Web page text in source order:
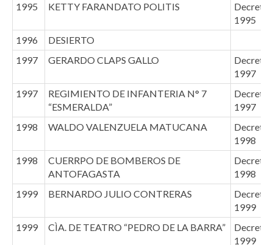
1995
KETTY FARANDATO POLITIS
Decreto
1995
1996
DESIERTO
1997
GERARDO CLAPS GALLO
Decreto
1997
1997
REGIMIENTO DE INFANTERIA N° 7
“ESMERALDA”
Decreto
1997
1998
WALDO VALENZUELA MATUCANA
Decreto
1998
1998
CUERRPO DE BOMBEROS DE
ANTOFAGASTA
Decreto
1998
1999
BERNARDO JULIO CONTRERAS
Decreto
1999
1999
CÌA. DE TEATRO “PEDRO DE LA BARRA”
Decreto
1999